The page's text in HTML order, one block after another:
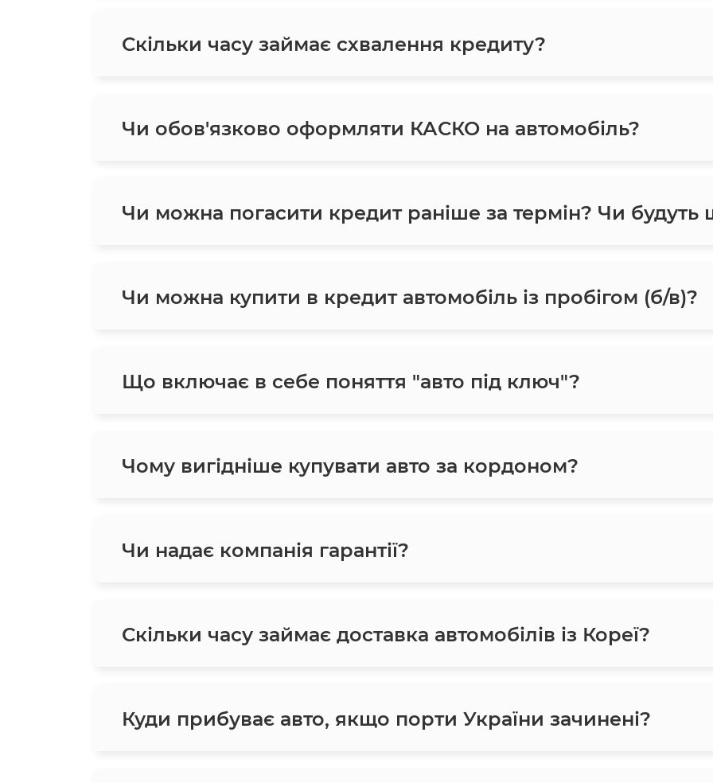
Скільки часу займає схвалення кредиту?
Чи обов'язково оформляти КАСКО на автомобіль?
Чи можна погасити кредит раніше за термін? Чи будуть
Чи можна купити в кредит автомобіль із пробігом (б/в)?
Що включає в себе поняття "авто під ключ"?
Чому вигідніше купувати авто за кордоном?
Чи надає компанія гарантії?
Скільки часу займає доставка автомобілів із Кореї?
Куди прибуває авто, якщо порти України зачинені?